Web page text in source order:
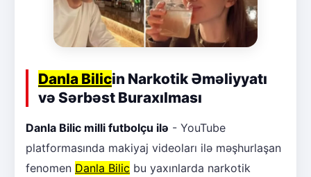
Danla Bilicin Narkotik Əməliyyatı
və Sərbəst Buraxılması
Danla Bilic milli futbolçu ilə - YouTube
platformasında makiyaj videoları ilə məşhurlaşan
fenomen Danla Bilic bu yaxınlarda narkotik